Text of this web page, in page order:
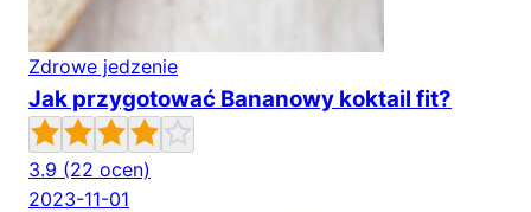
Zdrowe jedzenie
Jak przygotować Bananowy koktail fit?
3.9 (22 ocen)
2023-11-01